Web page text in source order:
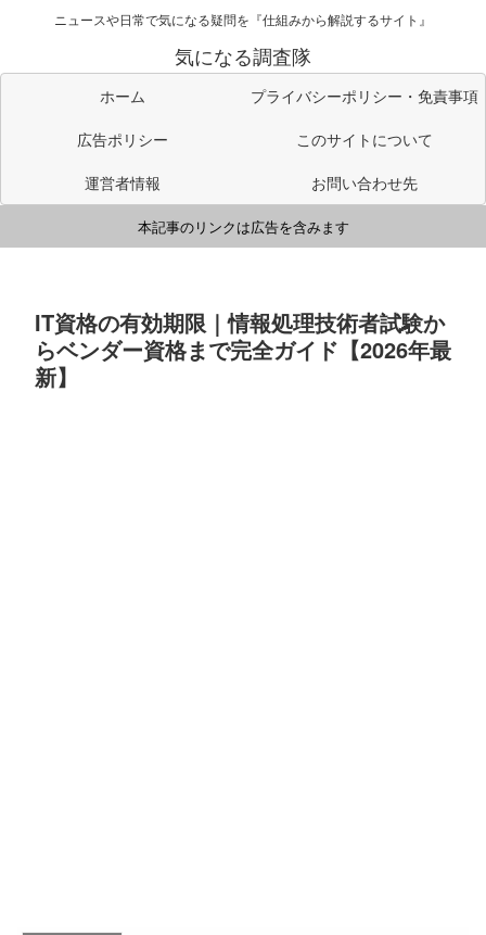
ニュースや日常で気になる疑問を『仕組みから解説するサイト』
気になる調査隊
ホーム
プライバシーポリシー・免責事項
広告ポリシー
このサイトについて
運営者情報
お問い合わせ先
本記事のリンクは広告を含みます
IT資格の有効期限｜情報処理技術者試験か
らベンダー資格まで完全ガイド【2026年最
新】